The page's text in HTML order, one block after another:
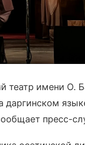
театр имени О.
пресс-